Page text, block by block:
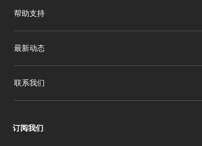
帮助支持
最新动态
联系我们
订阅我们